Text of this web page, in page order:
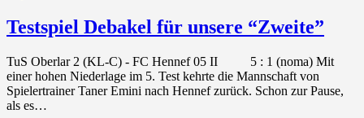
Testspiel Debakel für unsere “Zweite”
TuS Oberlar 2 (KL-C) - FC Hennef 05 II 5 : 1 (noma) Mit
einer hohen Niederlage im 5. Test kehrte die Mannschaft von
Spielertrainer Taner Emini nach Hennef zurück. Schon zur Pause,
als es…